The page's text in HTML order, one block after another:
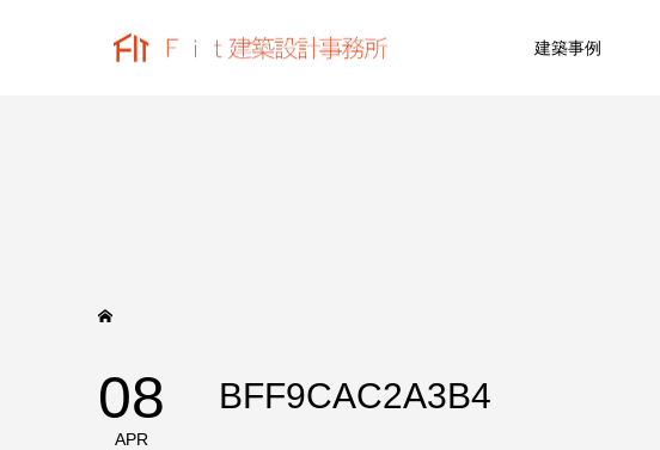
建築事例
08
APR
BFF9CAC2A3B4